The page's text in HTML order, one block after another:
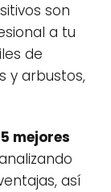
son
a tu
de
y arbustos,
mejores
así